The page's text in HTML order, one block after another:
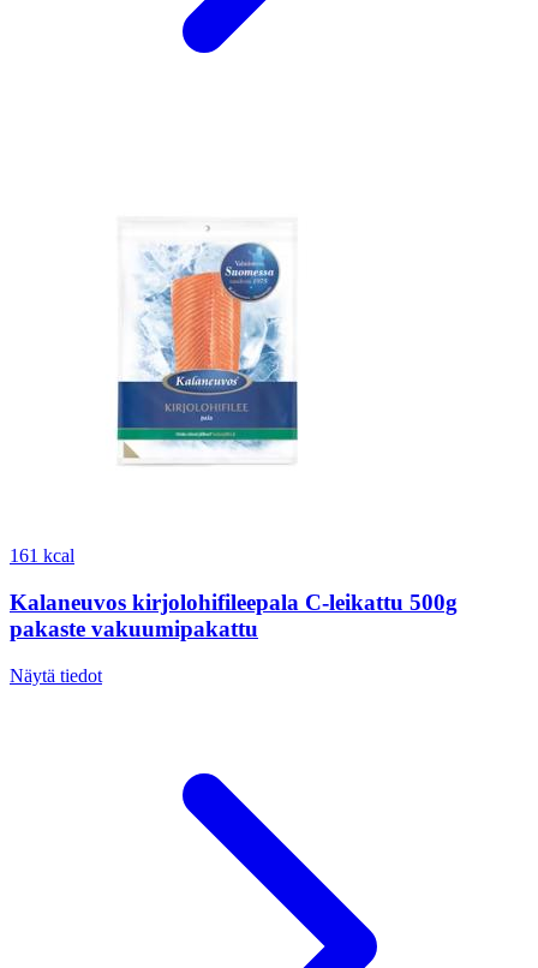
161 kcal
Kalaneuvos kirjolohifileepala C-leikattu 500g
pakaste vakuumipakattu
Näytä tiedot